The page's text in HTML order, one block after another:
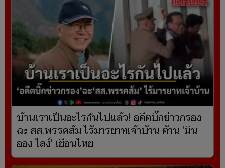
บ้านเราเป็นอะไรกันไปแล้ว! อดีตบิ๊กข่าวกรอง
ฉะ สส.พรรคส้ม ไร้มารยาทเจ้าบ้าน ต้าน 'มิน
ออง ไลง์' เยือนไทย